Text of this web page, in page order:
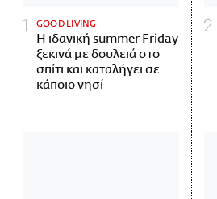
GOOD LIVING
Η ιδανική summer Friday
ξεκινά με δουλειά στο
σπίτι και καταλήγει σε
κάποιο νησί